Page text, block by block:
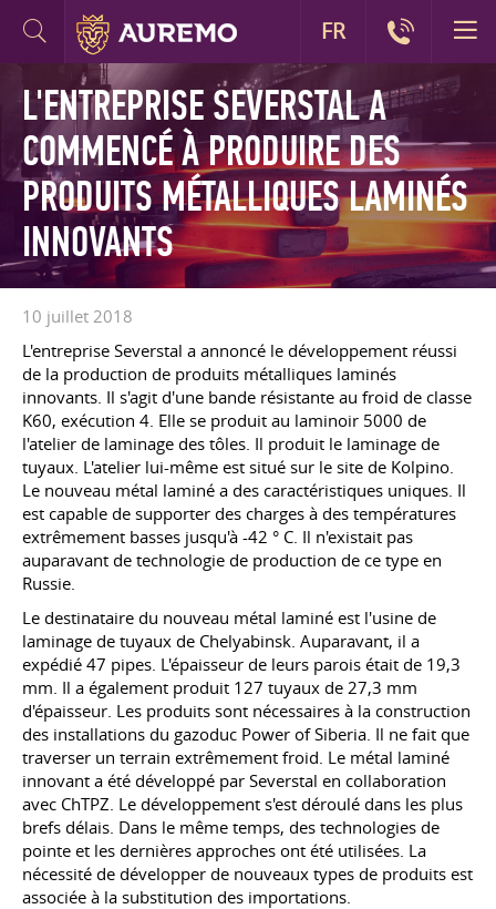
L'ENTREPRISE SEVERSTAL A
COMMENCÉ À PRODUIRE DES
PRODUITS MÉTALLIQUES LAMINÉS
INNOVANTS
10 juillet 2018
L'entreprise Severstal a annoncé le développement réussi
de la production de produits métalliques laminés
innovants. Il s'agit d'une bande résistante au froid de classe
K60, exécution 4. Elle se produit au laminoir 5000 de
l'atelier de laminage des tôles. Il produit le laminage de
tuyaux. L'atelier lui-même est situé sur le site de Kolpino.
Le nouveau métal laminé a des caractéristiques uniques. Il
est capable de supporter des charges à des températures
extrêmement basses jusqu'à -42 ° C. Il n'existait pas
auparavant de technologie de production de ce type en
Russie.
Le destinataire du nouveau métal laminé est l'usine de
laminage de tuyaux de Chelyabinsk. Auparavant, il a
expédié 47 pipes. L'épaisseur de leurs parois était de 19,3
mm. Il a également produit 127 tuyaux de 27,3 mm
d'épaisseur. Les produits sont nécessaires à la construction
des installations du gazoduc Power of Siberia. Il ne fait que
traverser un terrain extrêmement froid. Le métal laminé
innovant a été développé par Severstal en collaboration
avec ChTPZ. Le développement s'est déroulé dans les plus
brefs délais. Dans le même temps, des technologies de
pointe et les dernières approches ont été utilisées. La
nécessité de développer de nouveaux types de produits est
associée à la substitution des importations.
FR